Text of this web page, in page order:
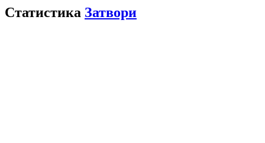
Статистика Затвори